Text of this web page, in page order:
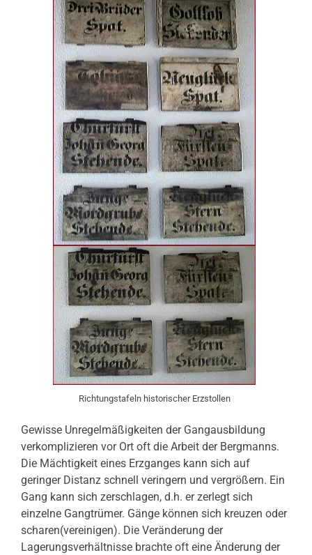
Richtungstafeln historischer Erzstollen
Gewisse Unregelmäßigkeiten der Gangausbildung
verkomplizieren vor Ort oft die Arbeit der Bergmanns.
Die Mächtigkeit eines Erzganges kann sich auf
geringer Distanz schnell veringern und vergrößern. Ein
Gang kann sich zerschlagen, d.h. er zerlegt sich
einzelne Gangtrümer. Gänge können sich kreuzen oder
scharen(vereinigen). Die Veränderung der
Lagerungsverhältnisse brachte oft eine Änderung der